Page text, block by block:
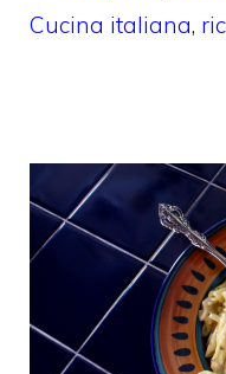
Cucina italiana,